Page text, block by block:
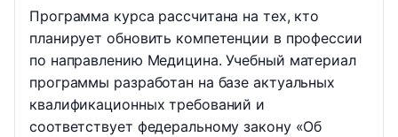
Программа курса рассчитана на тех, кто
планирует обновить компетенции в профессии
по направлению Медицина. Учебный материал
программы разработан на базе актуальных
квалификационных требований и
соответствует федеральному закону «Об